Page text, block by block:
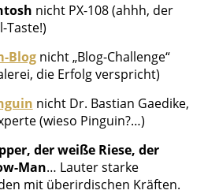
nicht PX-108 (ahhh, der
Taste!)
Blognicht „Blog-Challenge“
die Erfolg verspricht)
nicht Dr. Bastian Gaedike,
(wieso Pinguin?…)
der weiße Riese, der
Man… Lauter starke
mit überirdischen Kräften.